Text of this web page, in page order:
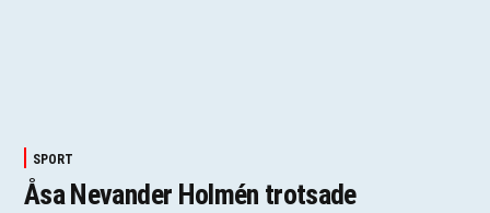
SPORT
Åsa Nevander Holmén trotsade